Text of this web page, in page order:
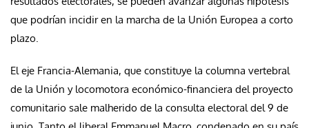
que podrían incidir en la marcha de la Unión Europea a corto
plazo.
El eje Francia-Alemania, que constituye la columna vertebral
de la Unión y locomotora económico-financiera del proyecto
comunitario sale malherido de la consulta electoral del 9 de